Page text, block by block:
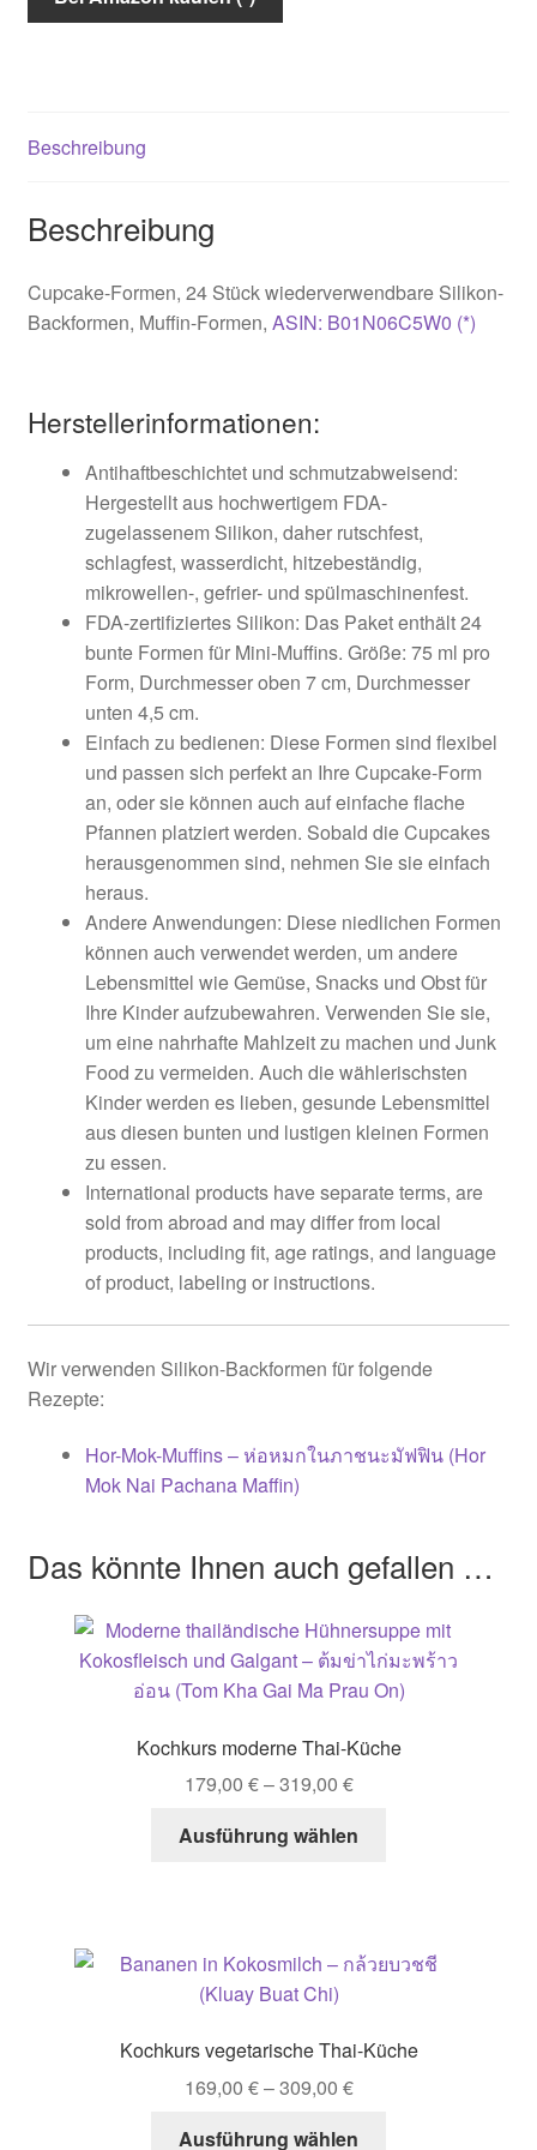
Beschreibung
Beschreibung
Cupcake-Formen, 24 Stück wiederverwendbare Silikon-
Backformen, Muffin-Formen, ASIN: B01N06C5W0 (*)
Herstellerinformationen:
Antihaftbeschichtet und schmutzabweisend:
Hergestellt aus hochwertigem FDA-
zugelassenem Silikon, daher rutschfest,
schlagfest, wasserdicht, hitzebeständig,
mikrowellen-, gefrier- und spülmaschinenfest.
FDA-zertifiziertes Silikon: Das Paket enthält 24
bunte Formen für Mini-Muffins. Größe: 75 ml pro
Form, Durchmesser oben 7 cm, Durchmesser
unten 4,5 cm.
Einfach zu bedienen: Diese Formen sind flexibel
und passen sich perfekt an Ihre Cupcake-Form
an, oder sie können auch auf einfache flache
Pfannen platziert werden. Sobald die Cupcakes
herausgenommen sind, nehmen Sie sie einfach
heraus.
Andere Anwendungen: Diese niedlichen Formen
können auch verwendet werden, um andere
Lebensmittel wie Gemüse, Snacks und Obst für
Ihre Kinder aufzubewahren. Verwenden Sie sie,
um eine nahrhafte Mahlzeit zu machen und Junk
Food zu vermeiden. Auch die wählerischsten
Kinder werden es lieben, gesunde Lebensmittel
aus diesen bunten und lustigen kleinen Formen
zu essen.
International products have separate terms, are
sold from abroad and may differ from local
products, including fit, age ratings, and language
of product, labeling or instructions.
Wir verwenden Silikon-Backformen für folgende
Rezepte:
Hor-Mok-Muffins – ห่อหมกในภาชนะมัฟฟิน (Hor
Mok Nai Pachana Maffin)
Das könnte Ihnen auch gefallen …
Kochkurs moderne Thai-Küche
179,00 €–319,00 €
Ausführung wählen
auf.
können
Kochkurs vegetarische Thai-Küche
169,00 €–309,00 €
Ausführung wählen